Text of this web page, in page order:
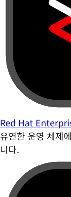
Red Hat
유연한 운영 체제
니다.